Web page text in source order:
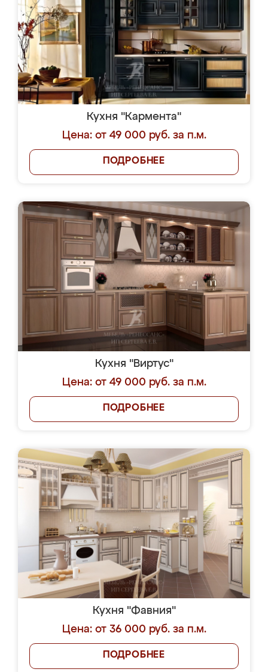
Кухня "Кармента"
Цена: от 49 000 руб. за п.м.
ПОДРОБНЕЕ
Кухня "Виртус"
Цена: от 49 000 руб. за п.м.
ПОДРОБНЕЕ
Кухня "Фавния"
Цена: от 36 000 руб. за п.м.
ПОДРОБНЕЕ